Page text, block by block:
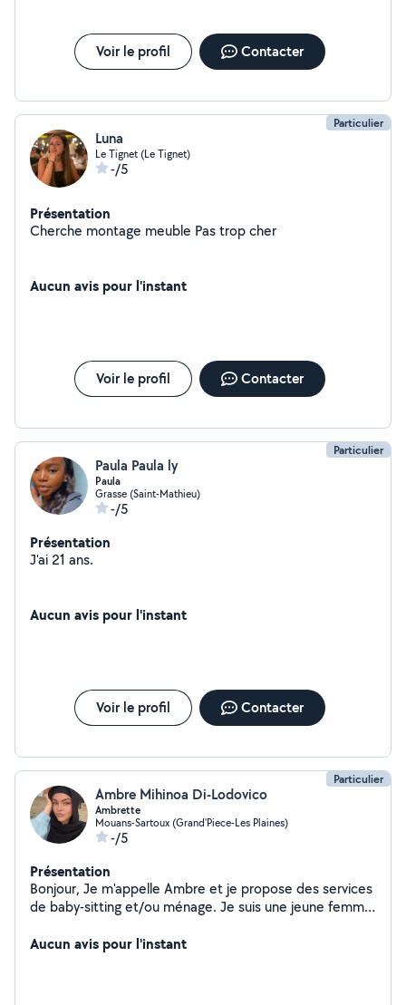
été dans une société de ménage et je fait aussi le
ménage chez des particuliers quand j'en ai l'occasion et
les samedis je m'occupe de 3 personnes âgées
compréhensive et ponctuelle Je suis véhiculé
Voir le profil Contacter
Particulier
Luna
Le Tignet (Le Tignet)
-/5
Présentation
Cherche montage meuble Pas trop cher
Aucun avis pour l'instant
Voir le profil Contacter
Particulier
Paula Paula ly
Paula
Grasse (Saint-Mathieu)
-/5
Présentation
J'ai 21 ans.
Aucun avis pour l'instant
Voir le profil Contacter
Particulier
Ambre Mihinoa Di-Lodovico
Ambrette
Mouans-Sartoux (Grand'Piece-Les Plaines)
-/5
Présentation
Bonjour, Je m'appelle Ambre et je propose des services
de baby-sitting et/ou ménage. Je suis une jeune femme
émotions des enfants et sait combien il est important
Aucun avis pour l'instant